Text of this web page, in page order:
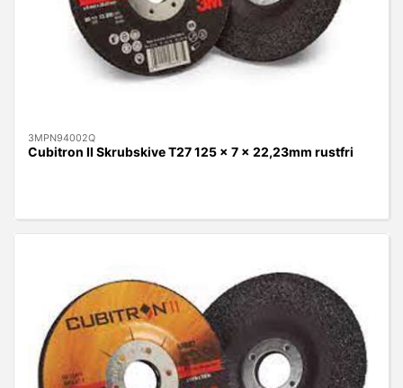
3MPN94002Q
Cubitron II Skrubskive T27 125 x 7 x 22,23mm rustfri